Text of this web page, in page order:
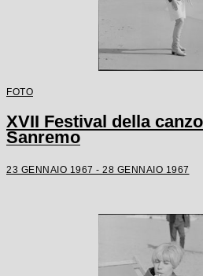
FOTO
XVII Festival della
Sanremo
23 GENNAIO 1967 - 28 GENNAIO 1967